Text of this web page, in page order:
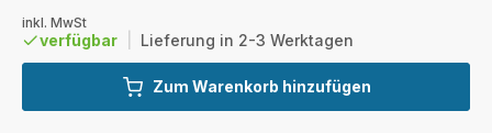
inkl. MwSt
verfügbar Lieferung in 2-3 Werktagen
Zum Warenkorb hinzufügen